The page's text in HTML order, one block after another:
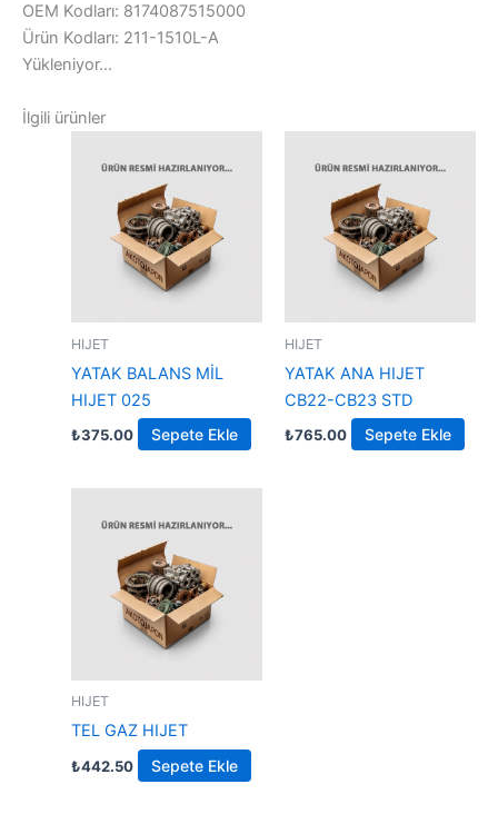
OEM Kodları: 8174087515000
Ürün Kodları: 211-1510L-A
Yükleniyor...
İlgili ürünler
HIJET
YATAK BALANS MİL
HIJET 025
₺375.00 Sepete Ekle
HIJET
YATAK ANA HIJET
CB22-CB23 STD
₺765.00 Sepete Ekle
HIJET
TEL GAZ HIJET
₺442.50 Sepete Ekle